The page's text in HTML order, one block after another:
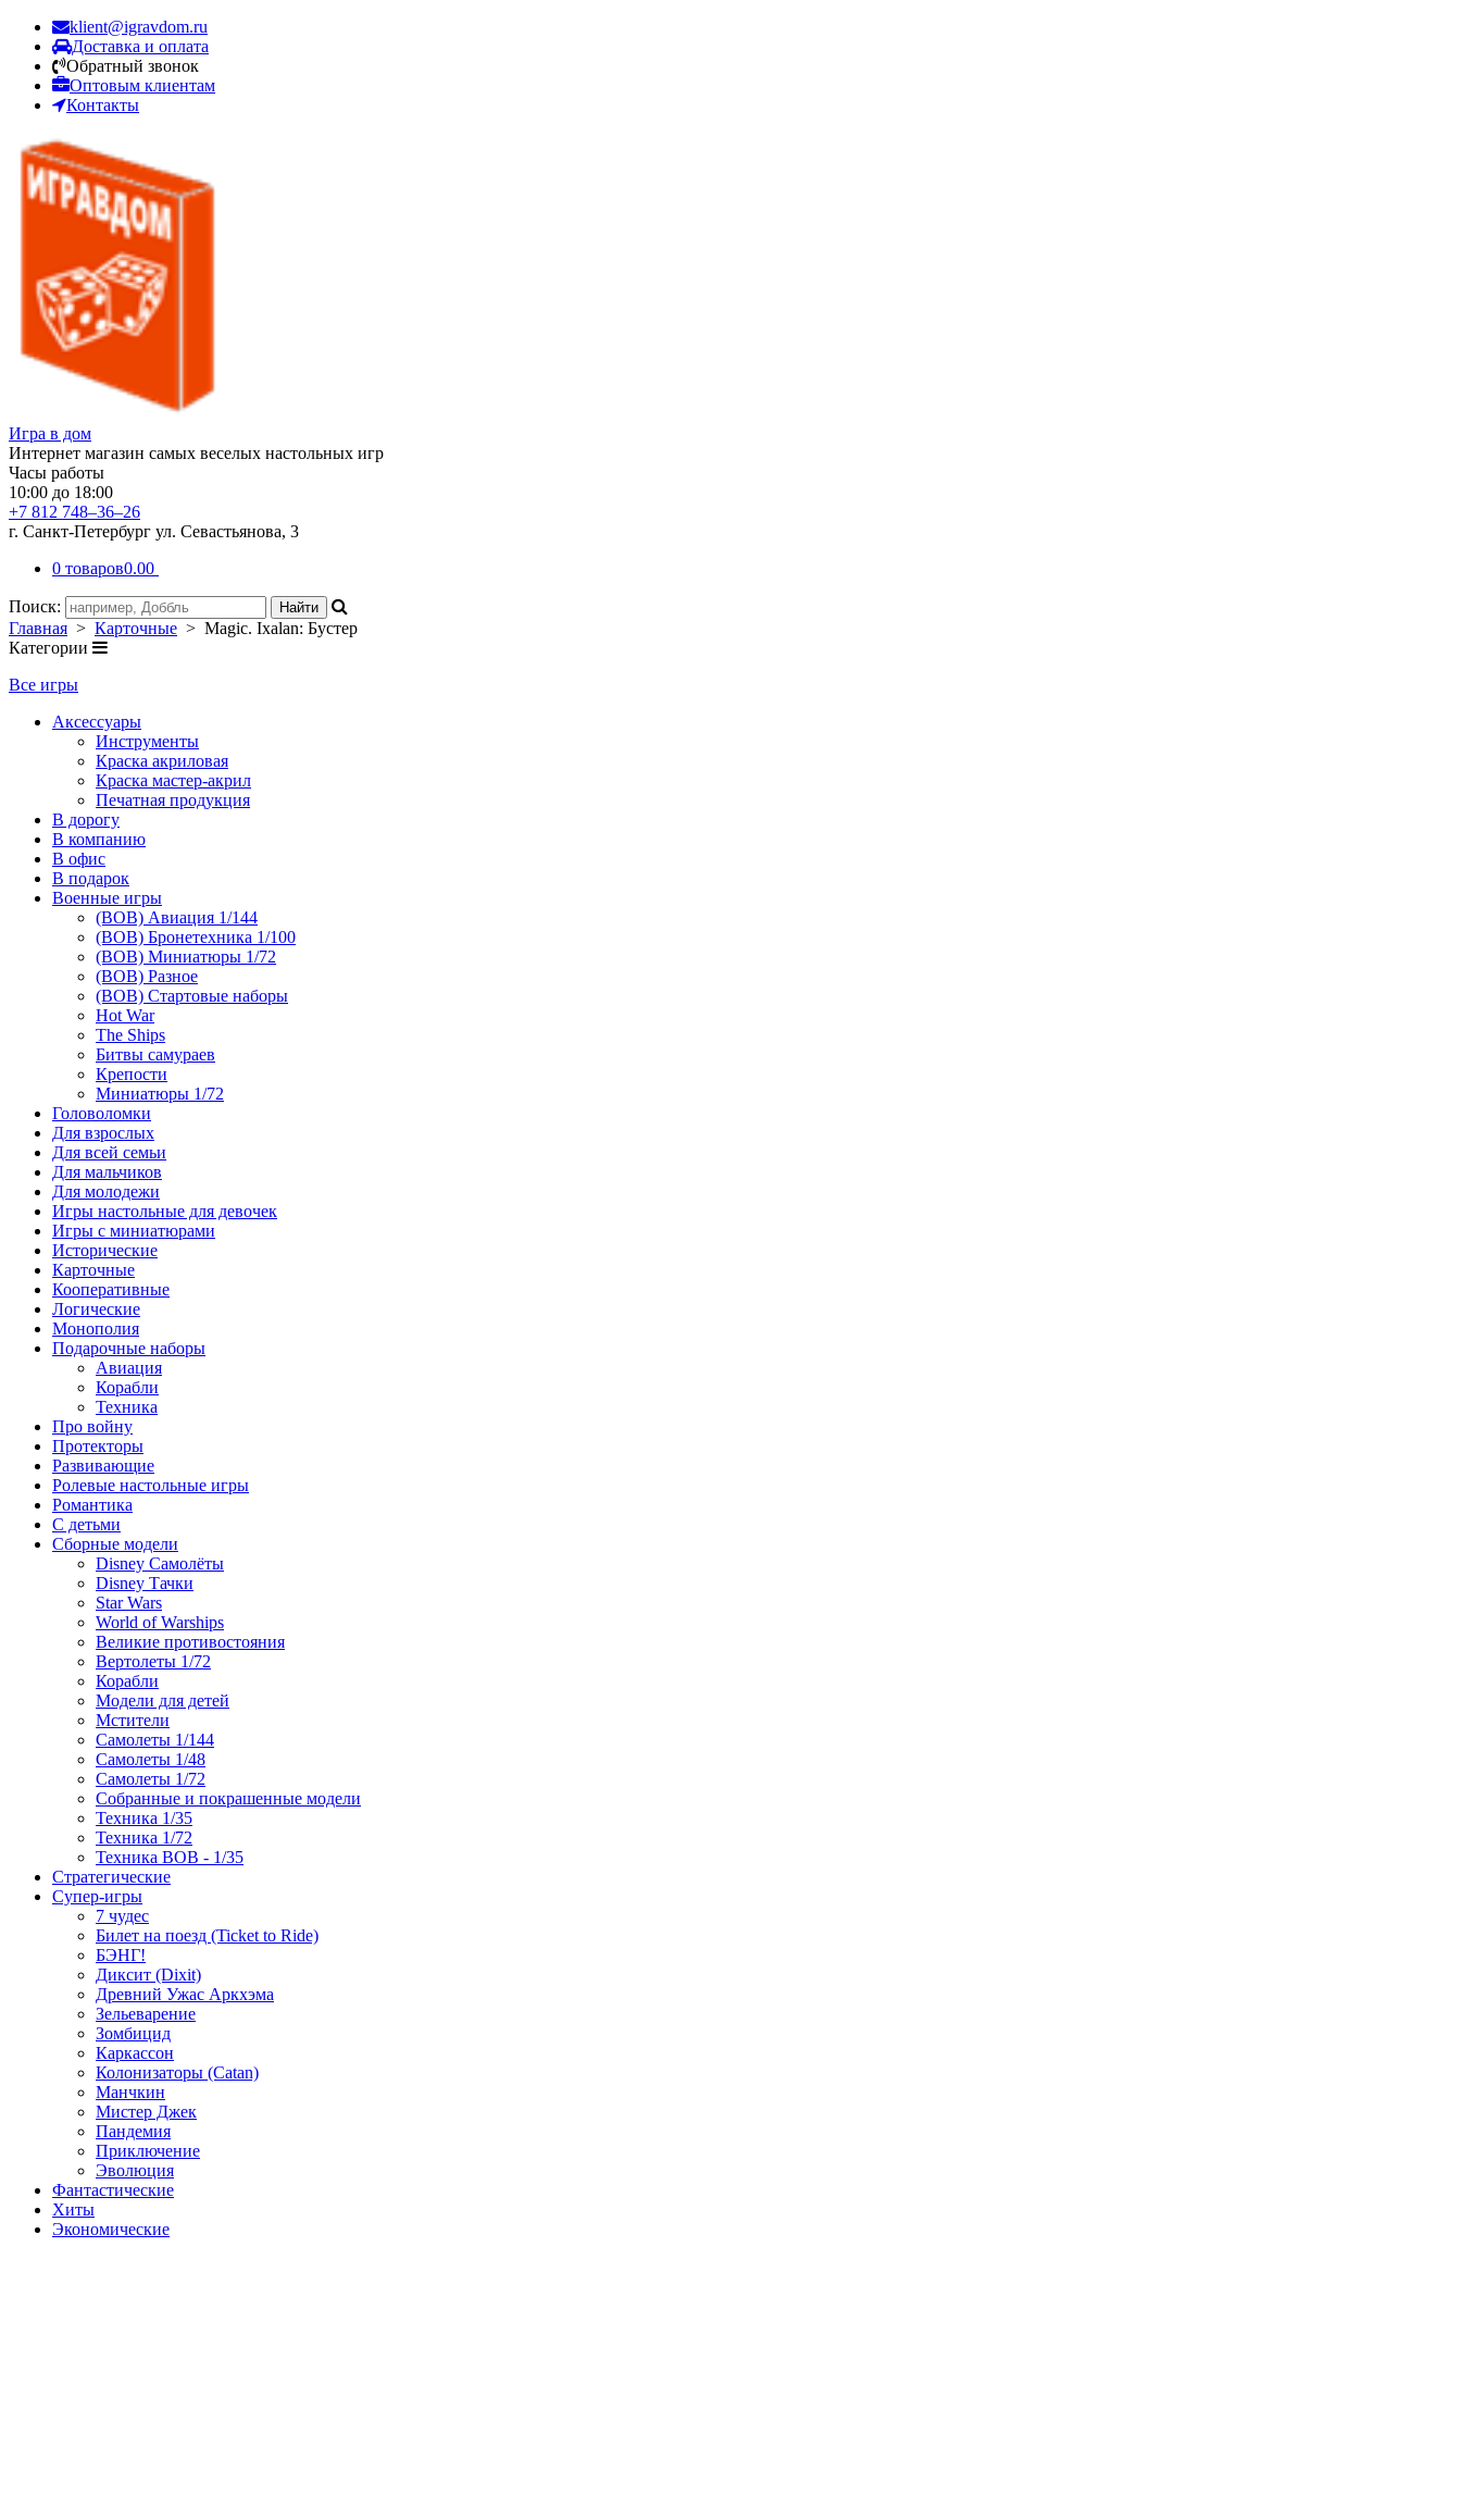
klient@igravdom.ru
Доставка и оплата
Обратный звонок
Оптовым клиентам
Контакты
Игра в дом
Интернет магазин самых веселых настольных игр
Часы работы
10:00 до 18:00
+7 812 748–36–26
г. Санкт-Петербург ул. Севастьянова, 3
0 товаров0.00
Поиск:
Главная > Карточные > Magic. Ixalan: Бустер
Категории
Все игры
Аксессуары
Инструменты
Краска акриловая
Краска мастер-акрил
Печатная продукция
В дорогу
В компанию
В офис
В подарок
Военные игры
(ВОВ) Авиация 1/144
(ВОВ) Бронетехника 1/100
(ВОВ) Миниатюры 1/72
(ВОВ) Разное
(ВОВ) Стартовые наборы
Hot War
The Ships
Битвы самураев
Крепости
Миниатюры 1/72
Головоломки
Для взрослых
Для всей семьи
Для мальчиков
Для молодежи
Игры настольные для девочек
Игры с миниатюрами
Исторические
Карточные
Кооперативные
Логические
Монополия
Подарочные наборы
Авиация
Корабли
Техника
Про войну
Протекторы
Развивающие
Ролевые настольные игры
Романтика
С детьми
Сборные модели
Disney Самолёты
Disney Тачки
Star Wars
World of Warships
Великие противостояния
Вертолеты 1/72
Корабли
Модели для детей
Мстители
Самолеты 1/144
Самолеты 1/48
Самолеты 1/72
Собранные и покрашенные модели
Техника 1/35
Техника 1/72
Техника ВОВ - 1/35
Стратегические
Супер-игры
7 чудес
Билет на поезд (Ticket to Ride)
БЭНГ!
Диксит (Dixit)
Древний Ужас Аркхэма
Зельеварение
Зомбицид
Каркассон
Колонизаторы (Catan)
Манчкин
Мистер Джек
Пандемия
Приключение
Эволюция
Фантастические
Хиты
Экономические